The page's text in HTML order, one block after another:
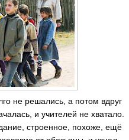
не решались, а потом вдруг
и учителей не хватало.
строенное, похоже, ещё